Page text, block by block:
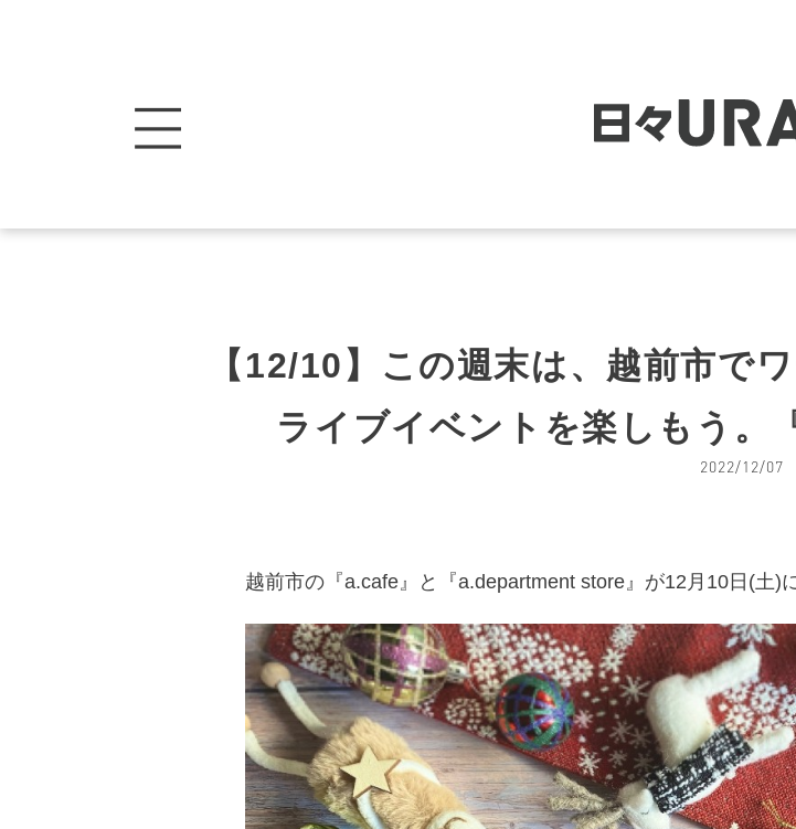
【12/10】この週末は、越前市で
ライブイベントを楽しもう。
2022/12/07
越前市の『a.cafe』と『a.department store』が12月10日(土)